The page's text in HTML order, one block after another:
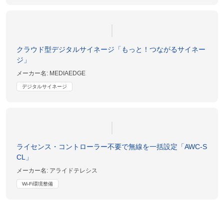
クラウド型デジタルサイネージ「もっと！つながるサイネー
ジ」
メーカー名: MEDIAEDGE
デジタルサイネージ
ライセンス・コントローラー不要で無線を一括設定「AWC-S
CL」
メーカー名: アライドテレシス
Wi-Fi環境整備